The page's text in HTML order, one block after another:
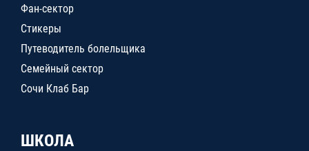
Фан-сектор
Стикеры
Путеводитель болельщика
Семейный сектор
Сочи Клаб Бар
ШКОЛА